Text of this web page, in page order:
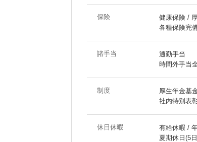
保険
健康保険 /
各種保険完
諸手当
通勤手当
時間外手当
制度
厚生年金基
社内特別表
休日休暇
有給休暇 /
夏期休日(5